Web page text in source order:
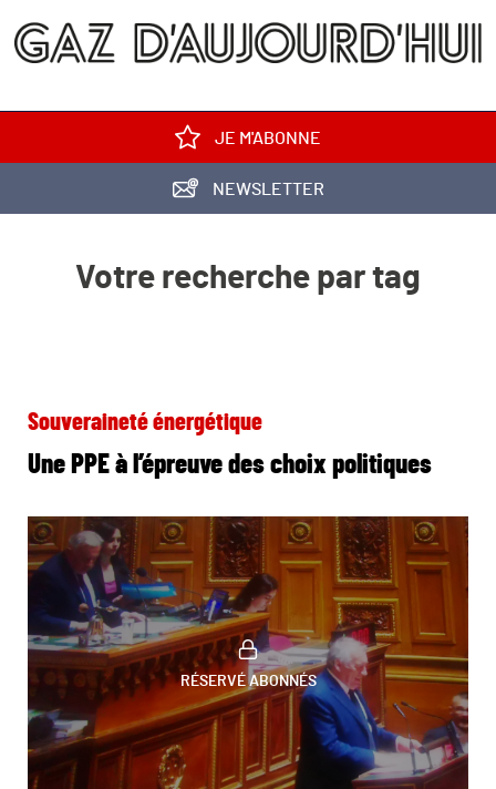
JE M'ABONNE
NEWSLETTER
Votre recherche par tag
Souveraineté énergétique
Une PPE à l’épreuve des choix politiques
RÉSERVÉ ABONNÉS